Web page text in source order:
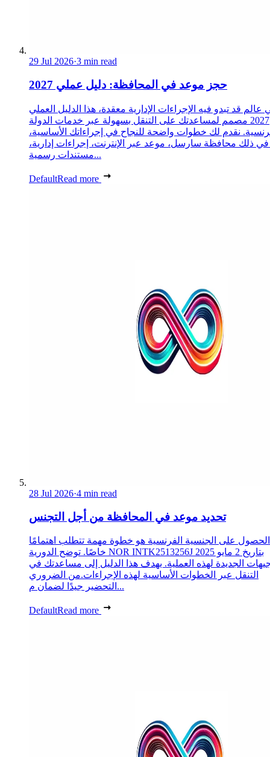
29 Jul 2026·3 min read
حجز موعد في المحافظة: دليل عملي 2027
عالم قد تبدو فيه الإجراءات الإدارية معقدة، هذا الدليل العملي
2027 مصمم لمساعدتك على التنقل بسهولة عبر خدمات الدولة
نقدم لك خطوات واضحة للنجاح في إجراءاتك الأساسية،
في ذلك محافظة سارسل، موعد عبر الإنترنت، إجراءات إدارية،
مستندات رسمية...
DefaultRead more
28 Jul 2026·4 min read
تحديد موعد في المحافظة من أجل التجنس
الحصول على الجنسية الفرنسية هو خطوة مهمة تتطلب اهتمامًا
خاصًا. توضح الدورية NOR INTK2513256J بتاريخ 2 مايو 2025
الجديدة لهذه العملية. يهدف هذا الدليل إلى مساعدتك في
التنقل عبر الخطوات الأساسية لهذه الإجراءات.من الضروري
التحضير جيدًا لضمان م...
DefaultRead more